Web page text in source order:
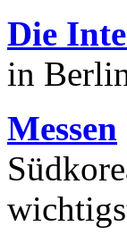
Die
in
Messen